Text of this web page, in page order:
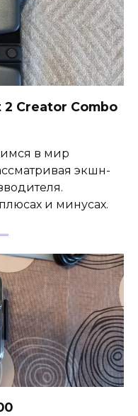
Creator Combo
в мир
экшн-
и минусах.